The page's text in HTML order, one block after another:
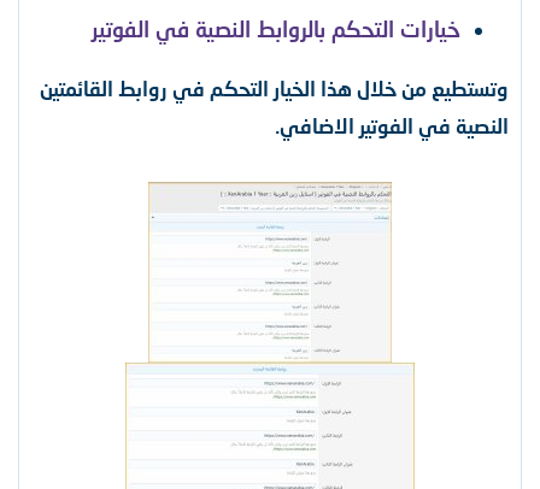
خيارات التحكم بالروابط النصية في الفوتير
وتستطيع من خلال هذا الخيار التحكم في روابط القائمتين
النصية في الفوتير الاضافي.